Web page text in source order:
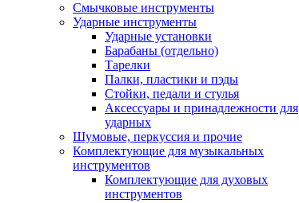
Смычковые инструменты
Ударные инструменты
Ударные установки
Барабаны (отдельно)
Тарелки
Палки, пластики и пэды
Стойки, педали и стулья
Аксессуары и принадлежности для
ударных
Шумовые, перкуссия и прочие
Комплектующие для музыкальных
инструментов
Комплектующие для духовых
инструментов